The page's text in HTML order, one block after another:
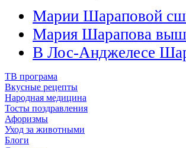
Марии Шараповой
Мария Шарапова
В Лос-Анджелесе
ТВ програма
Вкусные рецепты
Народная медицина
Тосты поздравления
Афоризмы
Уход за животными
Блоги